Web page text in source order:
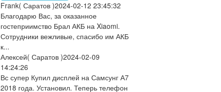
Frank( Саратов )2024-02-12 23:45:32
Благодарю Вас, за оказанное
гостеприимство Брал АКБ на Xiaomi.
Сотрудники вежливые, спасибо им АКБ
к...
Алексей( Саратов )2024-02-09
14:24:26
Вс супер Купил дисплей на Самсунг А7
2018 года. Установил. Теперь телефон